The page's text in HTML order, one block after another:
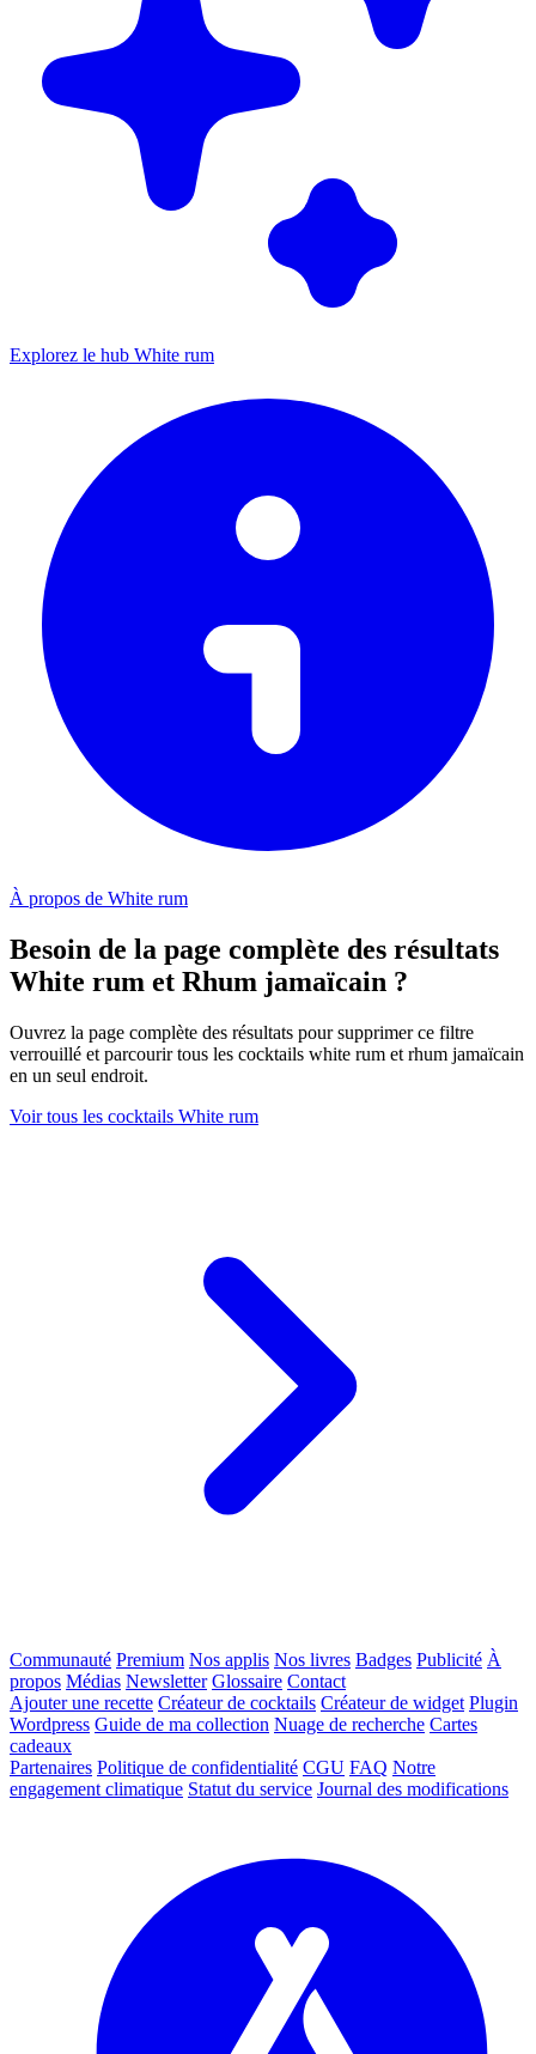
Explorez le hub White rum
À propos de White rum
Besoin de la page complète des résultats
White rum et Rhum jamaïcain ?
Ouvrez la page complète des résultats pour supprimer ce filtre
verrouillé et parcourir tous les cocktails white rum et rhum jamaïcain
en un seul endroit.
Voir tous les cocktails White rum
Communauté Premium Nos applis Nos livres Badges Publicité À
propos Médias Newsletter Glossaire Contact
Ajouter une recette Créateur de cocktails Créateur de widget Plugin
Wordpress Guide de ma collection Nuage de recherche Cartes
cadeaux
Partenaires Politique de confidentialité CGU FAQ Notre
engagement climatique Statut du service Journal des modifications